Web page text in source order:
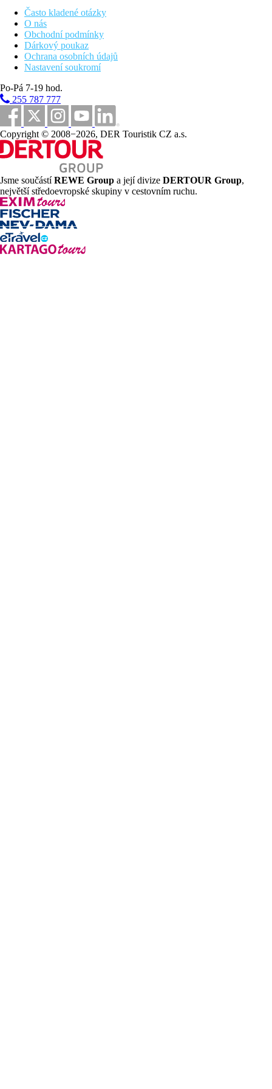
Možnost večeře ve 2 á la carte restauracích (19.00-21.30
středomořská)
Alkoholické a nealkoholické nápoje místní výroby (10.00-
00.00 hod.)
Písečná pláž s pozvolným vstupem do moře cca 150 m od
hotelu, soukromý úsek pláže umístěný na veřejný pláži, lehátka,
slunečníky a osušky zdarma.
Sportovní nabídka
Fitness, aqua aerobic, šipky, vodní pólo, stolní tenis.
Dětský klub (4-12 let), minidisko, animační programy pro děti,
dětský bazén, dětská postýlka zdarma (na vyžádání).
Karty
Visa, MasterCard.
Web
https://www.sundiaoludeniz.com/
Často kladené otázky
O nás
Obchodní podmínky
Dárkový poukaz
Ochrana osobních údajů
Nastavení soukromí
Po-Pá 7-19 hod.
255 787 777
Copyright © 2008−2026, DER Touristik CZ a.s.
Jsme součástíREWE Group a její divize DERTOUR Group,
největší středoevropské skupiny v cestovním ruchu.